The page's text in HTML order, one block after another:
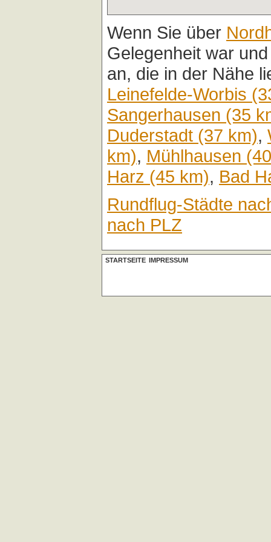
Wenn Sie über
Gelegenheit war
an, die in der Nähe
Leinefelde-Worbis
Sangerhausen (35
Duderstadt (37 km),
km), Mühlhausen
Harz (45 km), Bad
Rundflug-Städte
nach PLZ
STARTSEITE IMPRESSUM